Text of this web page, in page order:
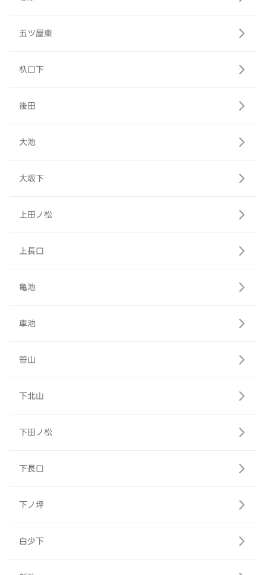
五ツ屋東
杁口下
後田
大池
大坂下
上田ノ松
上長口
亀池
車池
笹山
下北山
下田ノ松
下長口
下ノ坪
白少下